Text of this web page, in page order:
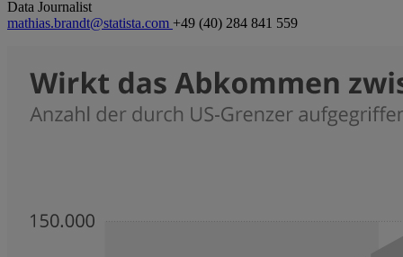
Data Journalist
mathias.brandt@statista.com +49 (40) 284 841 559